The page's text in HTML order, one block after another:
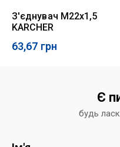
З'єднувач М22х1,5
KARCHER
63,67 грн
Є
будь